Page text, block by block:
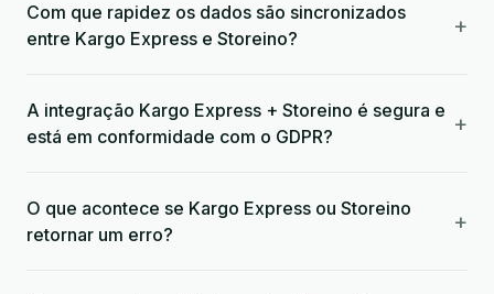
Com que rapidez os dados são sincronizados
entre Kargo Express e Storeino?
+
A integração Kargo Express + Storeino é segura e
está em conformidade com o GDPR?
+
O que acontece se Kargo Express ou Storeino
retornar um erro?
+